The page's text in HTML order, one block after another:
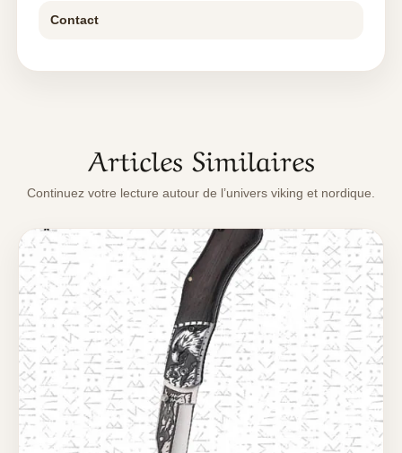
Contact
Articles Similaires
Continuez votre lecture autour de l’univers viking et nordique.